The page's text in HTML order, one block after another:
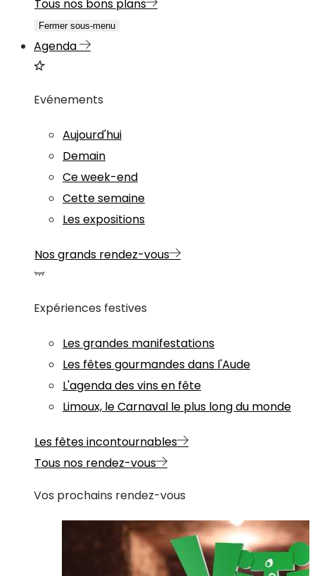
Tous nos bons plans
Fermer sous-menu
Agenda
Evénements
Aujourd'hui
Demain
Ce week-end
Cette semaine
Les expositions
Nos grands rendez-vous
Expériences festives
Les grandes manifestations
Les fêtes gourmandes dans l'Aude
L'agenda des vins en fête
Limoux, le Carnaval le plus long du monde
Les fêtes incontournables
Tous nos rendez-vous
Vos prochains rendez-vous